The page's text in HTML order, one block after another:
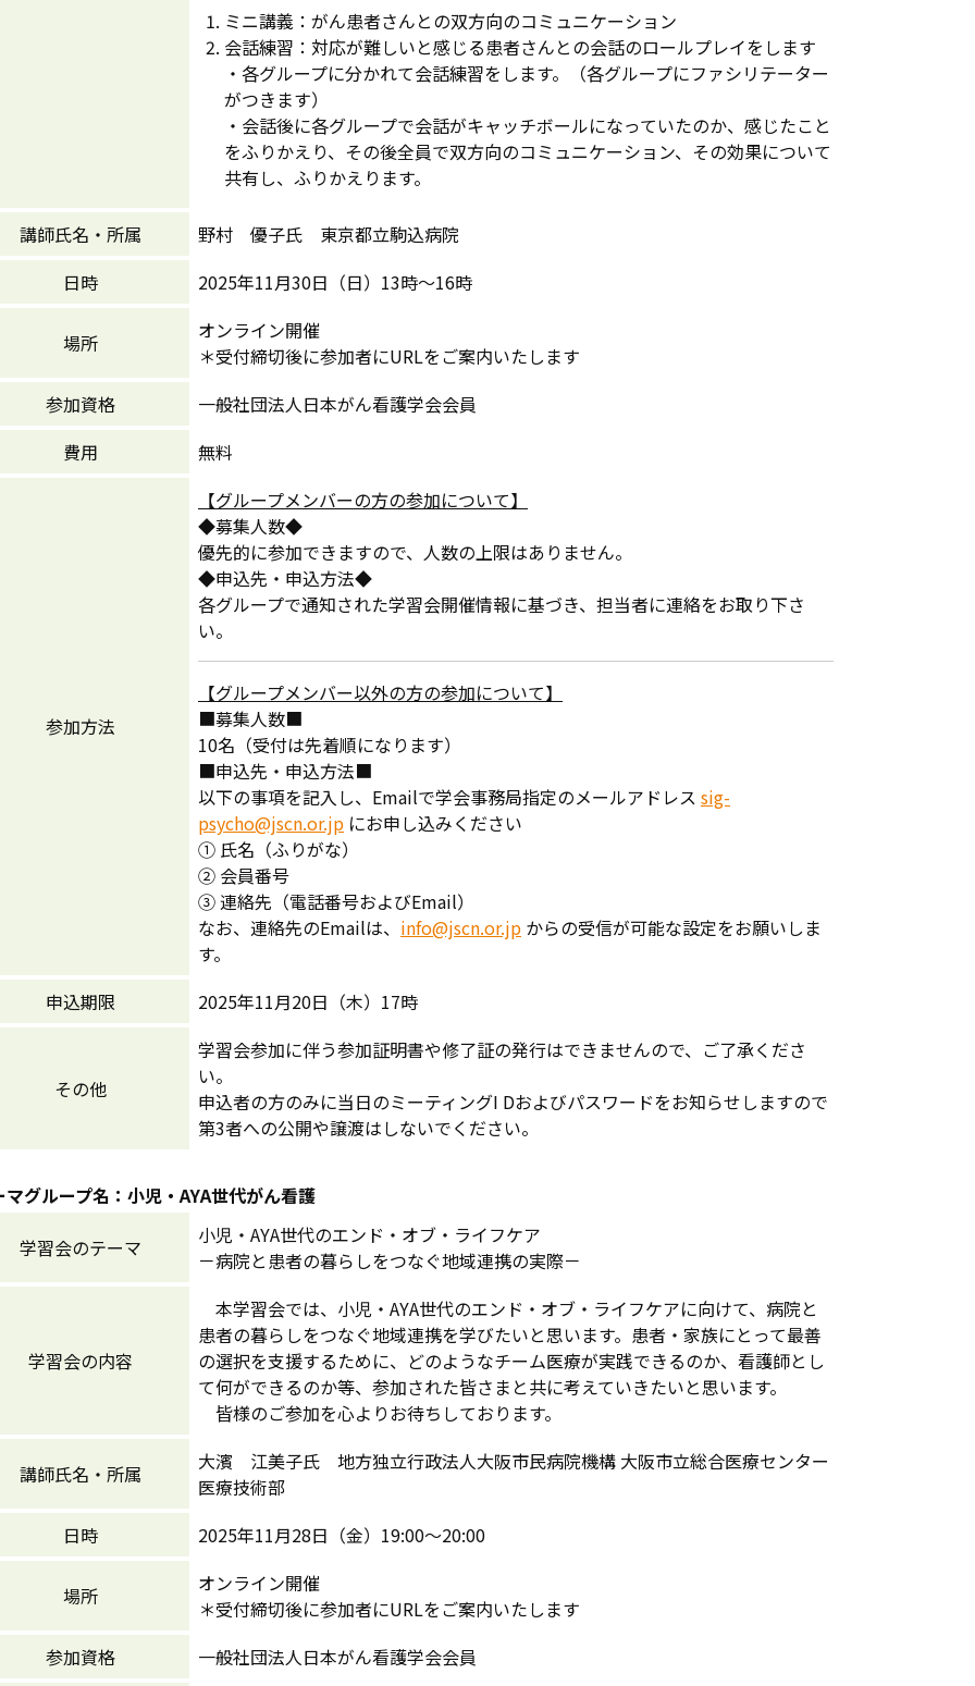
ミニ講義：がん患者さんとの双方向のコミュニケーション
会話練習：対応が難しいと感じる患者さんとの会話のロールプレイをします
・各グループに分かれて会話練習をします。（各グループにファシリテーター
がつきます）
・会話後に各グループで会話がキャッチボールになっていたのか、感じたこと
をふりかえり、その後全員で双方向のコミュニケーション、その効果について
共有し、ふりかえります。
講師氏名・所属
野村 優子氏 東京都立駒込病院
日時
2025年11月30日（日）13時～16時
場所
オンライン開催
＊受付締切後に参加者にURLをご案内いたします
参加資格
一般社団法人日本がん看護学会会員
費用
無料
参加方法
【グループメンバーの方の参加について】
◆募集人数◆
優先的に参加できますので、人数の上限はありません。
◆申込先・申込方法◆
各グループで通知された学習会開催情報に基づき、担当者に連絡をお取り下さ
い。
【グループメンバー以外の方の参加について】
■募集人数■
10名（受付は先着順になります）
■申込先・申込方法■
以下の事項を記入し、Emailで学会事務局指定のメールアドレス sig-
psycho@jscn.or.jp にお申し込みください
① 氏名（ふりがな）
② 会員番号
③ 連絡先（電話番号およびEmail）
なお、連絡先のEmailは、 info@jscn.or.jp からの受信が可能な設定をお願いしま
す。
申込期限
2025年11月20日（木）17時
その他
学習会参加に伴う参加証明書や修了証の発行はできませんので、ご了承くださ
い。
申込者の方のみに当日のミーティングI Dおよびパスワードをお知らせしますので
第3者への公開や譲渡はしないでください。
マグループ名：小児・AYA世代がん看護
学習会のテーマ
小児・AYA世代のエンド・オブ・ライフケア
－病院と患者の暮らしをつなぐ地域連携の実際－
学習会の内容
本学習会では、小児・AYA世代のエンド・オブ・ライフケアに向けて、病院と
患者の暮らしをつなぐ地域連携を学びたいと思います。患者・家族にとって最善
の選択を支援するために、どのようなチーム医療が実践できるのか、看護師とし
て何ができるのか等、参加された皆さまと共に考えていきたいと思います。
皆様のご参加を心よりお待ちしております。
講師氏名・所属
大濱 江美子氏 地方独立行政法人大阪市民病院機構 大阪市立総合医療センター
医療技術部
日時
2025年11月28日（金）19:00～20:00
場所
オンライン開催
＊受付締切後に参加者にURLをご案内いたします
参加資格
一般社団法人日本がん看護学会会員